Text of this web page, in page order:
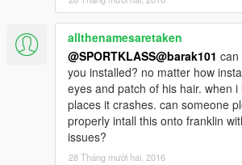
allthenamesaretaken
@SPORTKLASS@barak101 can
you installed? no matter how
eyes and patch of his hair. when
places it crashes. can someone
properly intall this onto franklin
issues?
28 Tháng mười hai, 2016